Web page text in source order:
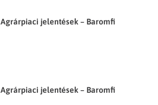
Agrárpiaci jelentések – Baromfi
Agrárpiaci jelentések – Baromfi